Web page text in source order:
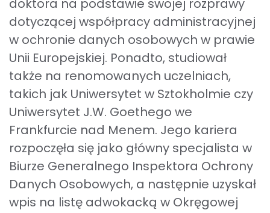
doktora na podstawie swojej rozprawy
dotyczącej współpracy administracyjnej
w ochronie danych osobowych w prawie
Unii Europejskiej. Ponadto, studiował
także na renomowanych uczelniach,
takich jak Uniwersytet w Sztokholmie czy
Uniwersytet J.W. Goethego we
Frankfurcie nad Menem. Jego kariera
rozpoczęła się jako główny specjalista w
Biurze Generalnego Inspektora Ochrony
Danych Osobowych, a następnie uzyskał
wpis na listę adwokacką w Okręgowej